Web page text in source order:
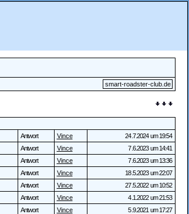
smart-roadster-club.de
Antwort Vince
24.7.2024 um 19:54
Antwort Vince
7.6.2023 um 14:41
Antwort Vince
7.6.2023 um 13:36
Antwort Vince
18.5.2023 um 22:07
Antwort Vince
27.5.2022 um 10:52
Antwort Vince
4.1.2022 um 21:53
Antwort Vince
5.9.2021 um 17:27